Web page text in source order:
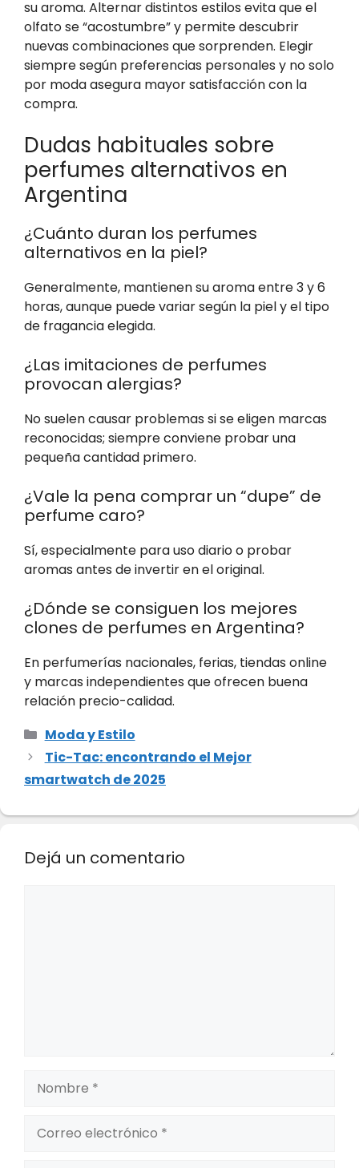
su aroma. Alternar distintos estilos evita que el
olfato se “acostumbre” y permite descubrir
nuevas combinaciones que sorprenden. Elegir
siempre según preferencias personales y no solo
por moda asegura mayor satisfacción con la
compra.
Dudas habituales sobre
perfumes alternativos en
Argentina
¿Cuánto duran los perfumes
alternativos en la piel?
Generalmente, mantienen su aroma entre 3 y 6
horas, aunque puede variar según la piel y el tipo
de fragancia elegida.
¿Las imitaciones de perfumes
provocan alergias?
No suelen causar problemas si se eligen marcas
reconocidas; siempre conviene probar una
pequeña cantidad primero.
¿Vale la pena comprar un “dupe” de
perfume caro?
Sí, especialmente para uso diario o probar
aromas antes de invertir en el original.
¿Dónde se consiguen los mejores
clones de perfumes en Argentina?
En perfumerías nacionales, ferias, tiendas online
y marcas independientes que ofrecen buena
relación precio-calidad.
Categorías
Moda y Estilo
Tic-Tac: encontrando el Mejor
smartwatch de 2025
Dejá un comentario
Nombre
electrónico